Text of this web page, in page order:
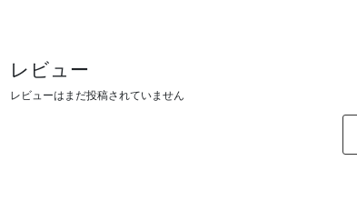
レビュー
レビューはまだ投稿されていません